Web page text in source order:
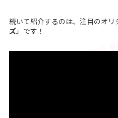
続いて紹介するのは、注目のオリ
ズ』 です！